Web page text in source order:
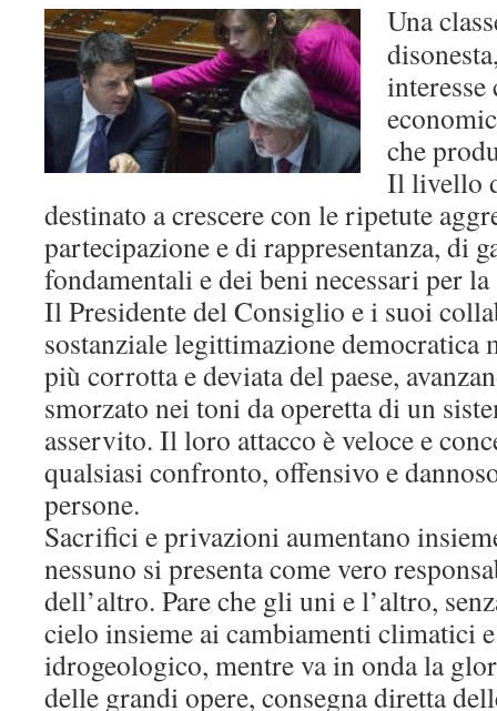
Una
che
Il livello
destinato a crescere con le ripetute
partecipazione e di rappresentanza, di
fondamentali e dei beni necessari per
Il Presidente del Consiglio e i suoi
sostanziale legittimazione democratica
più corrotta e deviata del paese,
smorzato nei toni da operetta di un
asservito. Il loro attacco è veloce e
qualsiasi confronto, offensivo e
persone.
Sacrifici e privazioni aumentano
nessuno si presenta come vero
dell’altro. Pare che gli uni e l’altro,
cielo insieme ai cambiamenti climatici
idrogeologico, mentre va in onda la
delle grandi opere, consegna diretta